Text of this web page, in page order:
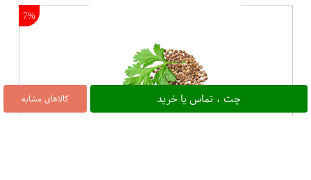
کالاهای مشابه چت ، تماس یا خرید
7%